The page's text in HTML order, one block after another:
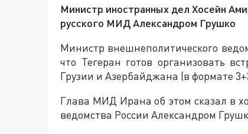
Министр иностранных дел Хосейн
русского МИД Александром Грушко
Министр внешнеполитического
что Тегеран готов организовать
Грузии и Азербайджана (в формате
Глава МИД Ирана об этом сказал в
ведомства России Александром